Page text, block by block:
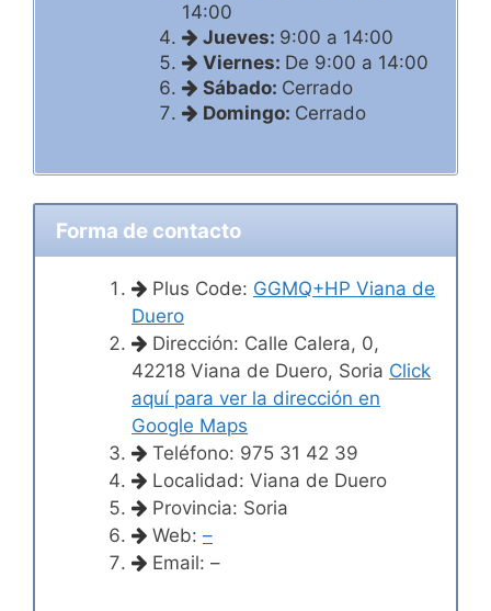
14:00
Jueves: 9:00 a 14:00
Viernes: De 9:00 a 14:00
Sábado: Cerrado
Domingo: Cerrado
Forma de contacto
Plus Code: GGMQ+HP Viana de
Duero
Dirección: Calle Calera, 0,
42218 Viana de Duero, Soria Click
aquí para ver la dirección en
Google Maps
Teléfono: 975 31 42 39
Localidad: Viana de Duero
Provincia: Soria
Web: –
Email: –